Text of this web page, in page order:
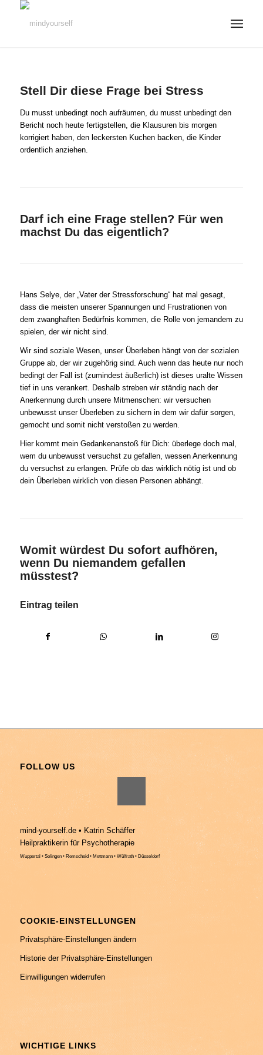
Stell Dir diese Frage bei Stress
Du musst unbedingt noch aufräumen, du musst unbedingt den
Bericht noch heute fertigstellen, die Klausuren bis morgen
korrigiert haben, den leckersten Kuchen backen, die Kinder
ordentlich anziehen.
Darf ich eine Frage stellen? Für wen
machst Du das eigentlich?
Hans Selye, der „Vater der Stressforschung“ hat mal gesagt,
dass die meisten unserer Spannungen und Frustrationen von
dem zwanghaften Bedürfnis kommen, die Rolle von jemandem zu
spielen, der wir nicht sind.
Wir sind soziale Wesen, unser Überleben hängt von der sozialen
Gruppe ab, der wir zugehörig sind. Auch wenn das heute nur noch
bedingt der Fall ist (zumindest äußerlich) ist dieses uralte Wissen
tief in uns verankert. Deshalb streben wir ständig nach der
Anerkennung durch unsere Mitmenschen: wir versuchen
unbewusst unser Überleben zu sichern in dem wir dafür sorgen,
gemocht und somit nicht verstoßen zu werden.
Hier kommt mein Gedankenanstoß für Dich: überlege doch mal,
wem du unbewusst versuchst zu gefallen, wessen Anerkennung
du versuchst zu erlangen. Prüfe ob das wirklich nötig ist und ob
dein Überleben wirklich von diesen Personen abhängt.
Womit würdest Du sofort aufhören,
wenn Du niemandem gefallen
müsstest?
Eintrag teilen
FOLLOW US
mind-yourself.de • Katrin Schäffer
Heilpraktikerin für Psychotherapie
Wuppertal • Solingen • Remscheid • Mettmann • Wülfrath • Düsseldorf
COOKIE-EINSTELLUNGEN
Privatsphäre-Einstellungen ändern
Historie der Privatsphäre-Einstellungen
Einwilligungen widerrufen
WICHTIGE LINKS